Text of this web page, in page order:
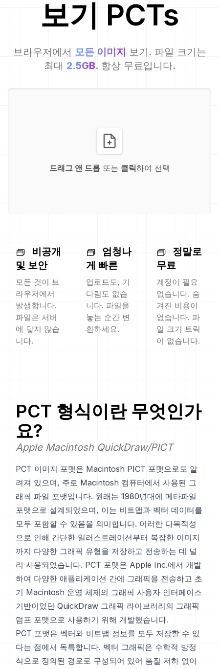
보기 PCTs
브라우저에서 모든 이미지 보기. 파일 크기는
최대 2.5GB. 항상 무료입니다.
드래그 앤 드롭또는 클릭하여 선택
비공개
및 보안
모든 것이 브
라우저에서
발생합니다.
파일은 서버
에 닿지 않습
니다.
엄청나
게 빠른
업로드도, 기
다림도 없습
니다. 파일을
놓는 순간 변
환하세요.
정말로
무료
계정이 필요
없습니다. 숨
겨진 비용이
없습니다. 파
일 크기 트릭
이 없습니다.
PCT 형식이란 무엇인가
요?
Apple Macintosh QuickDraw/PICT
PCT 이미지 포맷은 Macintosh PICT 포맷으로도 알
려져 있으며, 주로 Macintosh 컴퓨터에서 사용된 그
래픽 파일 포맷입니다. 원래는 1980년대에 메타파일
포맷으로 설계되었으며, 이는 비트맵과 벡터 데이터를
모두 포함할 수 있음을 의미합니다. 이러한 다목적성
으로 인해 간단한 일러스트레이션부터 복잡한 이미지
까지 다양한 그래픽 유형을 저장하고 전송하는 데 널
리 사용되었습니다. PCT 포맷은 Apple Inc.에서 개발
하여 다양한 애플리케이션 간에 그래픽을 전송하고 초
기 Macintosh 운영 체제의 그래픽 사용자 인터페이스
기반이었던 QuickDraw 그래픽 라이브러리의 그래픽
덤프 포맷으로 사용하기 위해 개발했습니다.
PCT 포맷은 벡터와 비트맵 정보를 모두 저장할 수 있
다는 점에서 독특합니다. 벡터 그래픽은 수학적 방정
식으로 정의된 경로로 구성되어 있어 품질 저하 없이